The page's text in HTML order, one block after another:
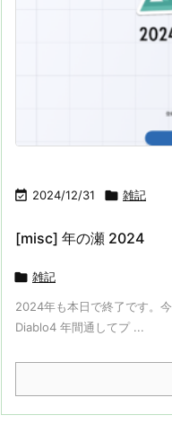
 2024/12/31  雑記
[misc] 年の瀬 2024
 雑記
2024年も本日で終了です。
Diablo4 年間通してプ ...